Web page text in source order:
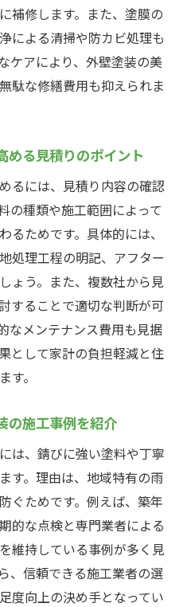
補修します。また、塗膜の
による清掃や防カビ処理も
ケアにより、外壁塗装の美
駄な修繕費用も抑えられま
める見積りのポイント
るには、見積り内容の確認
の種類や施工範囲によって
ためです。具体的には、
処理工程の明記、アフター
ょう。また、複数社から見
することで適切な判断が可
なメンテナンス費用も見据
として家計の負担軽減と住
す。
の施工事例を紹介
は、錆びに強い塗料や丁寧
す。理由は、地域特有の雨
ぐためです。例えば、築年
的な点検と専門業者による
維持している事例が多く見
、信頼できる施工業者の選
度向上の決め手となってい